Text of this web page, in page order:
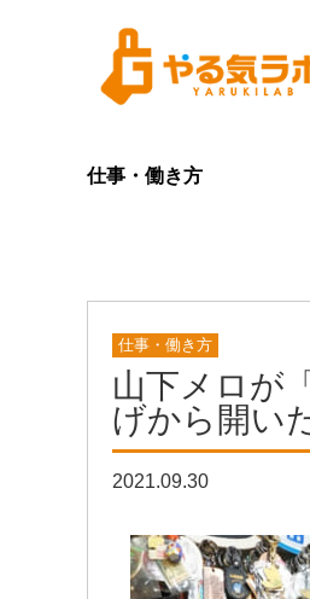
仕事・働き方
仕事・働き方
山下メロが
げから開い
2021.09.30